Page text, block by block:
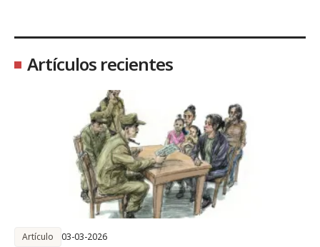
Artículos recientes
Artículo 03-03-2026